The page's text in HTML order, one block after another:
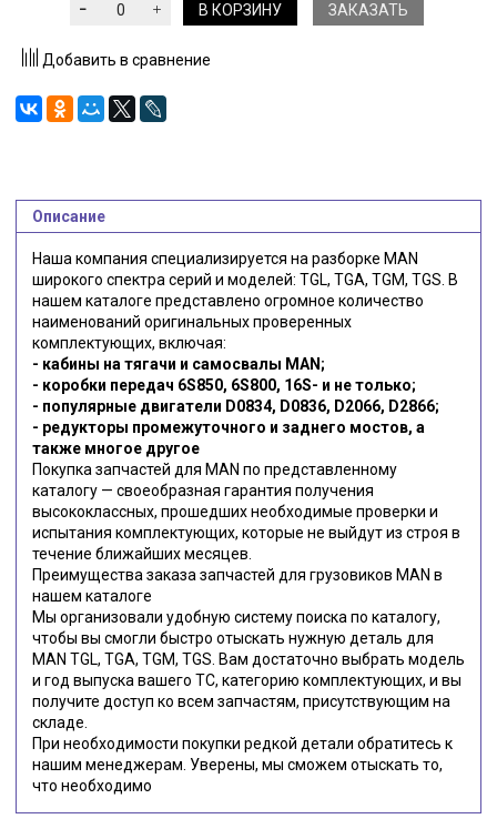
В КОРЗИНУ ЗАКАЗАТЬ
Добавить в сравнение
Описание
Наша компания специализируется на разборке MAN
широкого спектра серий и моделей: TGL, TGA, TGM, TGS. В
нашем каталоге представлено огромное количество
наименований оригинальных проверенных
комплектующих, включая:
- кабины на тягачи и самосвалы MAN;
- коробки передач 6S850, 6S800, 16S- и не только;
- популярные двигатели D0834, D0836, D2066, D2866;
- редукторы промежуточного и заднего мостов, а
также многое другое
Покупка запчастей для MAN по представленному
каталогу — своеобразная гарантия получения
высококлассных, прошедших необходимые проверки и
испытания комплектующих, которые не выйдут из строя в
течение ближайших месяцев.
Преимущества заказа запчастей для грузовиков MAN в
нашем каталоге
Мы организовали удобную систему поиска по каталогу,
чтобы вы смогли быстро отыскать нужную деталь для
MAN TGL, TGA, TGM, TGS. Вам достаточно выбрать модель
и год выпуска вашего ТС, категорию комплектующих, и вы
получите доступ ко всем запчастям, присутствующим на
складе.
При необходимости покупки редкой детали обратитесь к
нашим менеджерам. Уверены, мы сможем отыскать то,
что необходимо